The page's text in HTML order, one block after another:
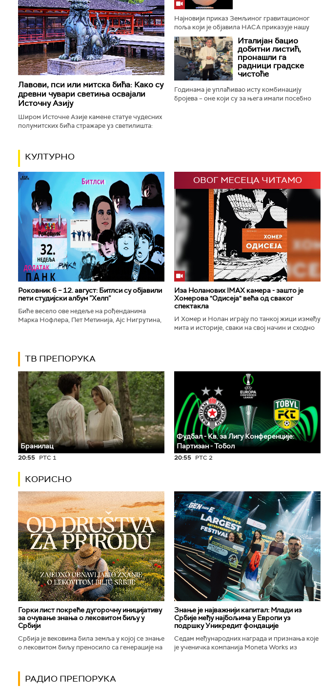
Лавови, пси или митска бића: Како су
древни чувари светиња освајали
Источну Азију
Широм Источне Азије камене статуе чудесних
полумитских бића стражаре уз светилишта:
Најновији приказ Земљиног гравитационог
поља који је објавила НАСА приказује нашу
планету као „кромпир", уместо познатог
„плавог кликера", што је изазвало...
Италијан бацио
добитни листић,
пронашли га
радници градске
чистоће
Годинама је уплаћивао исту комбинацију
бројева – оне који су за њега имали посебно
КУЛТУРНО
Роковник 6 – 12. август: Битлси су објавили
пети студијски албум ”Хелп”
Биће весело ове недеље на рођенданима
Марка Нофлера, Пет Метинија, Ајс Нигрутина,
ОВОГ МЕСЕЦА ЧИТАМО
Иза Ноланових IMAX камера - зашто је
Хомерова "Одисеја" већа од сваког
спектакла
И Хомер и Нолан играју по танкој жици између
мита и историје, сваки на свој начин и сходно
ТВ ПРЕПОРУКА
Бранилац
20:55 РТС 1
Фудбал - Кв. за Лигу Конференције:
Партизан - Тобол
20:55 РТС 2
КОРИСНО
Горки лист покреће дугорочну иницијативу
за очување знања о лековитом биљу у
Србији
Србија је вековима била земља у којој се знање
о лековитом биљу преносило са генерације на
Знање је најважнији капитал: Млади из
Србије међу најбољима у Европи уз
подршку Уникредит фондације
Седам међународних награда и признања које
је ученичка компанија Moneta Works из
РАДИО ПРЕПОРУКА